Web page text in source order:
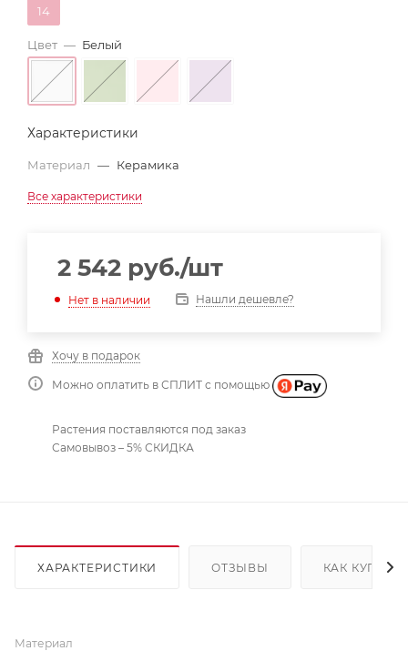
14
Цвет — Белый
Характеристики
Материал — Керамика
Все характеристики
2 542 руб./шт
Нет в наличии Нашли дешевле?
Хочу в подарок
Можно оплатить в СПЛИТ с помощью
Растения поставляются под заказ
Самовывоз – 5% СКИДКА
ХАРАКТЕРИСТИКИ ОТЗЫВЫ КАК КУПИТЬ
Материал